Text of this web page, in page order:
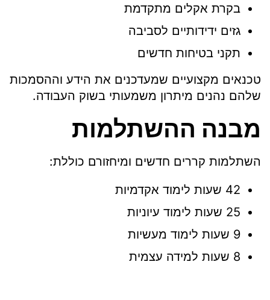
בקרת אקלים מתקדמת
גזים ידידותיים לסביבה
תקני בטיחות חדשים
טכנאים מקצועיים שמעדכנים את הידע וההסמכות
שלהם נהנים מיתרון משמעותי בשוק העבודה.
מבנה ההשתלמות
השתלמות קררים חדשים ומיחזורם כוללת:
42 שעות לימוד אקדמיות
25 שעות לימוד עיוניות
9 שעות לימוד מעשיות
8 שעות למידה עצמית